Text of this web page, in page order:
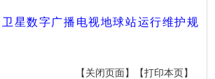
星数字广播电视地球站运行维护规
【打印本页】
【关闭页面】